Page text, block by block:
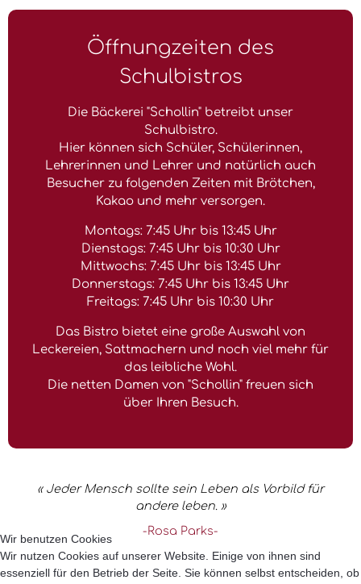
Öffnungzeiten des
Schulbistros
Die Bäckerei "Schollin" betreibt unser
Schulbistro.
Hier können sich Schüler, Schülerinnen,
Lehrerinnen und Lehrer und natürlich auch
Besucher zu folgenden Zeiten mit Brötchen,
Kakao und mehr versorgen.
Montags: 7:45 Uhr bis 13:45 Uhr
Dienstags: 7:45 Uhr bis 10:30 Uhr
Mittwochs: 7:45 Uhr bis 13:45 Uhr
Donnerstags: 7:45 Uhr bis 13:45 Uhr
Freitags: 7:45 Uhr bis 10:30 Uhr
Das Bistro bietet eine große Auswahl von
Leckereien, Sattmachern und noch viel mehr für
das leibliche Wohl.
Die netten Damen von "Schollin" freuen sich
über Ihren Besuch.
« Jeder Mensch sollte sein Leben als Vorbild für
andere leben. »
-Rosa Parks-
Wir benutzen Cookies
Wir nutzen Cookies auf unserer Website. Einige von ihnen sind
essenziell für den Betrieb der Seite. Sie können selbst entscheiden, ob